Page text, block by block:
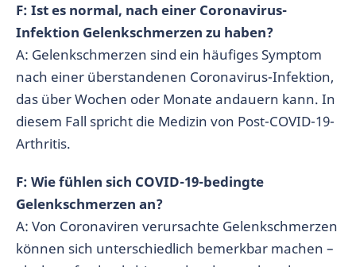
F: Ist es normal, nach einer Coronavirus-
Infektion Gelenkschmerzen zu haben?
A: Gelenkschmerzen sind ein häufiges Symptom
nach einer überstandenen Coronavirus-Infektion,
das über Wochen oder Monate andauern kann. In
diesem Fall spricht die Medizin von Post-COVID-19-
Arthritis.
F: Wie fühlen sich COVID-19-bedingte
Gelenkschmerzen an?
A: Von Coronaviren verursachte Gelenkschmerzen
können sich unterschiedlich bemerkbar machen –